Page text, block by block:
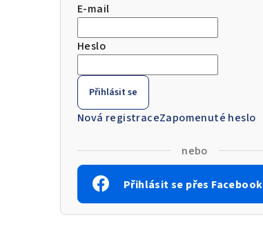
E-mail
Heslo
Přihlásit se
Nová registraceZapomenuté heslo
nebo
Přihlásit se přes Facebook